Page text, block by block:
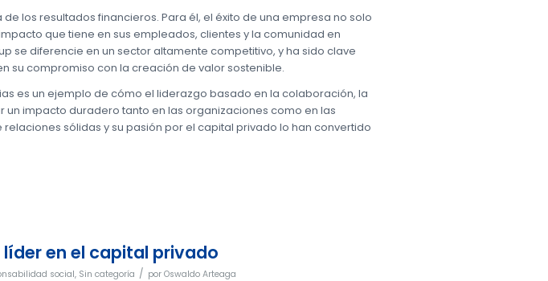
los resultados financieros. Para él, el éxito de una empresa no solo
que tiene en sus empleados, clientes y la comunidad en
se diferencie en un sector altamente competitivo, y ha sido clave
su compromiso con la creación de valor sostenible.
es un ejemplo de cómo el liderazgo basado en la colaboración, la
impacto duradero tanto en las organizaciones como en las
sólidas y su pasión por el capital privado lo han convertido
en el capital privado
social, Sin categoría / por Oswaldo Arteaga